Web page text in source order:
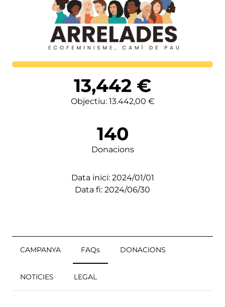
Lortutakoa
13,442 €
Objectiu: 13.442,00 €
140
Donacions
Data inici: 2024/01/01
Data fi: 2024/06/30
CAMPANYA FAQs DONACIONS
NOTICIES LEGAL